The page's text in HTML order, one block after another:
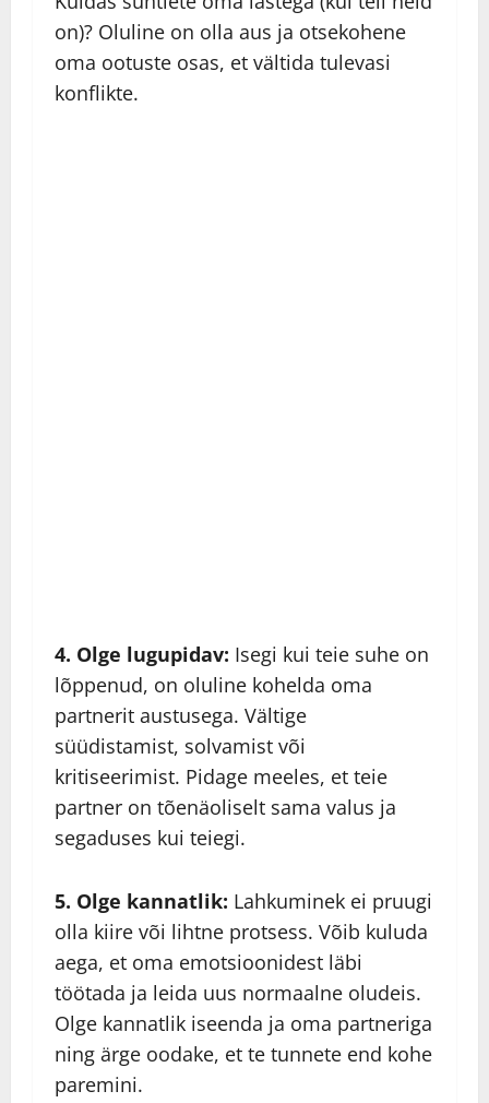
on)? Oluline on olla aus ja otsekohene
oma ootuste osas, et vältida tulevasi
konflikte.
4. Olge lugupidav: Isegi kui teie suhe on
lõppenud, on oluline kohelda oma
partnerit austusega. Vältige
süüdistamist, solvamist või
kritiseerimist. Pidage meeles, et teie
partner on tõenäoliselt sama valus ja
segaduses kui teiegi.
5. Olge kannatlik: Lahkuminek ei pruugi
olla kiire või lihtne protsess. Võib kuluda
aega, et oma emotsioonidest läbi
töötada ja leida uus normaalne oludeis.
Olge kannatlik iseenda ja oma partneriga
ning ärge oodake, et te tunnete end kohe
paremini.